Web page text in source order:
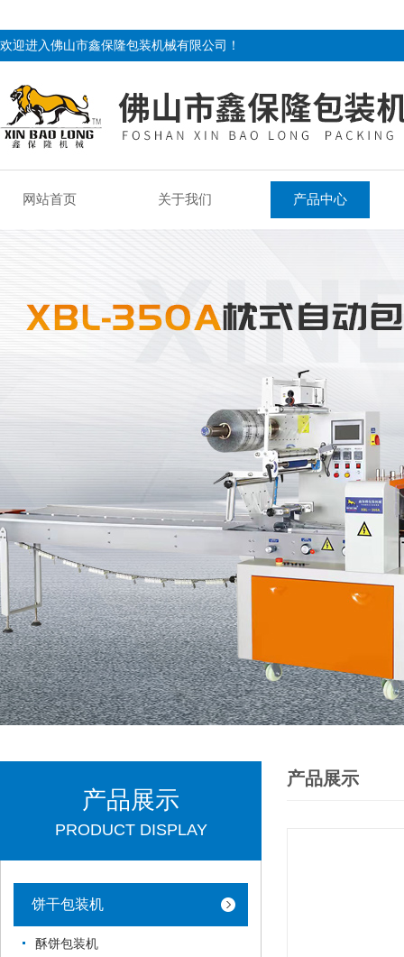
欢迎进入佛山市鑫保隆包装机械有限公司！
网站首页 关于我们 产品中心
产品展示
PRODUCT DISPLAY
饼干包装机
酥饼包装机
产品展示